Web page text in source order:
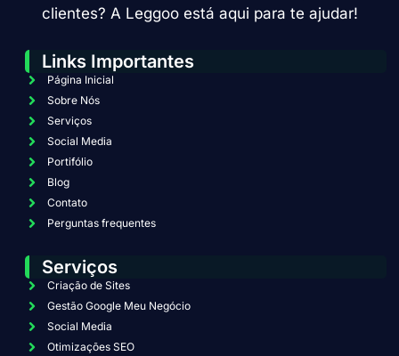
clientes? A Leggoo está aqui para te ajudar!
Links Importantes
Página Inicial
Sobre Nós
Serviços
Social Media
Portifólio
Blog
Contato
Perguntas frequentes
Serviços
Criação de Sites
Gestão Google Meu Negócio
Social Media
Otimizações SEO